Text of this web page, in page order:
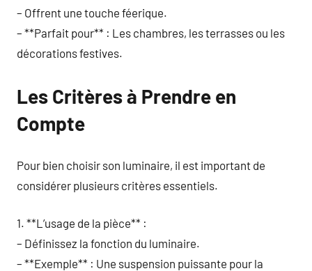
– Offrent une touche féerique.
– **Parfait pour** : Les chambres, les terrasses ou les
décorations festives.
Les Critères à Prendre en
Compte
Pour bien choisir son luminaire, il est important de
considérer plusieurs critères essentiels.
1. **L’usage de la pièce** :
– Définissez la fonction du luminaire.
– **Exemple** : Une suspension puissante pour la